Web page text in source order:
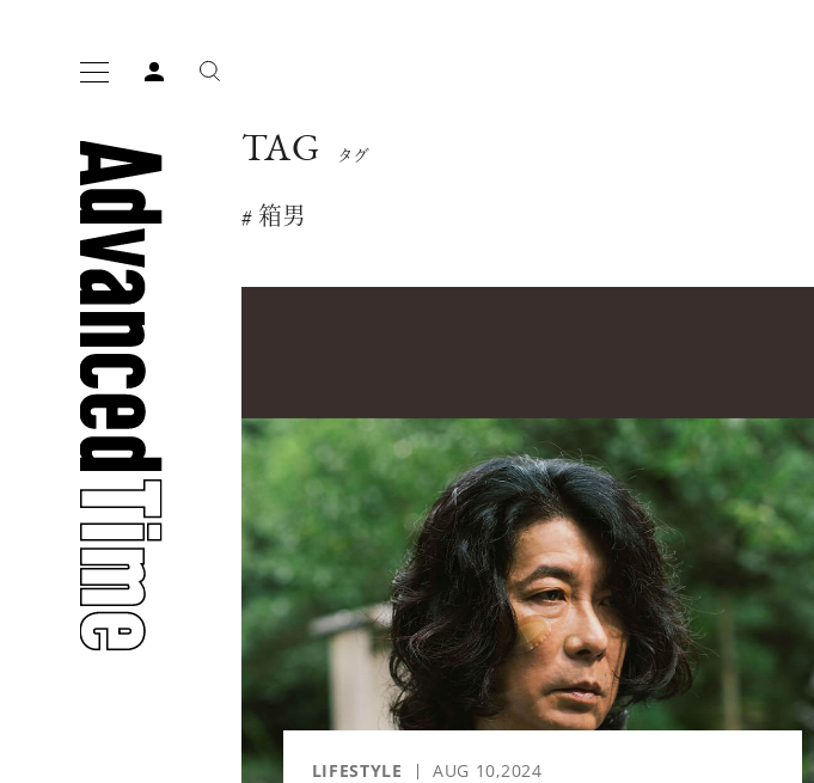
人気の検索ワード
プレゼント リゾート
人気のタグ
TAG タグ
# 箱男
LIFESTYLE AUG 10,2024